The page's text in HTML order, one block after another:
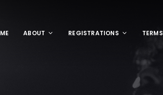
ABOUT REGISTRATIONS TERMS